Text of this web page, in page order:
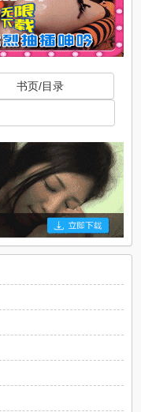
书页/目录